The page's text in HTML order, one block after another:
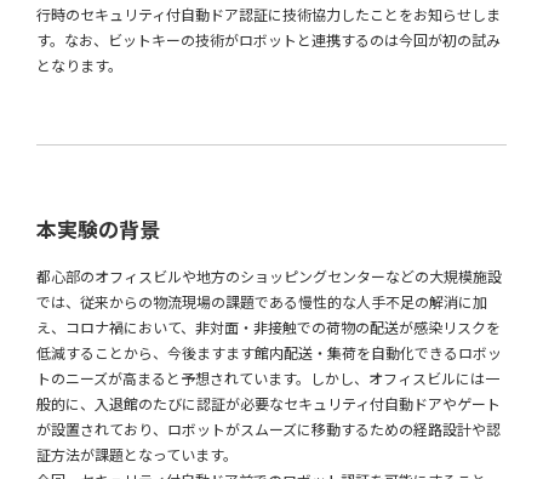
行時のセキュリティ付自動ドア認証に技術協力したことをお知らせしま
す。なお、ビットキーの技術がロボットと連携するのは今回が初の試み
となります。
本実験の背景
都心部のオフィスビルや地方のショッピングセンターなどの大規模施設
では、従来からの物流現場の課題である慢性的な人手不足の解消に加
え、コロナ禍において、非対面・非接触での荷物の配送が感染リスクを
低減することから、今後ますます館内配送・集荷を自動化できるロボッ
トのニーズが高まると予想されています。しかし、オフィスビルには一
般的に、入退館のたびに認証が必要なセキュリティ付自動ドアやゲート
が設置されており、ロボットがスムーズに移動するための経路設計や認
証方法が課題となっています。